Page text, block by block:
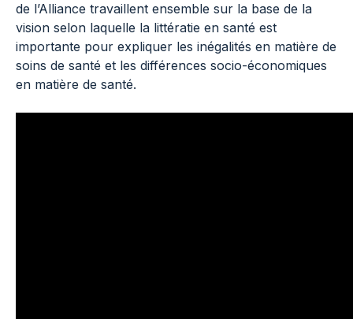
de l’Alliance travaillent ensemble sur la base de la
vision selon laquelle la littératie en santé est
importante pour expliquer les inégalités en matière de
soins de santé et les différences socio-économiques
en matière de santé.